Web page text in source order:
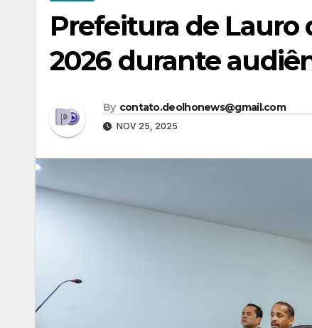
Prefeitura de Lauro
2026 durante
By contato.deolhonews@gmail.com
NOV 25, 2025